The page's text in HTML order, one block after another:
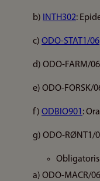
b) INTH302:
c) ODO-STAT1/06
d) ODO-FARM/
e) ODO-FORSK/
f) ODBIO901 :
g) ODO-RØNT1/
a) ODO-MACR/